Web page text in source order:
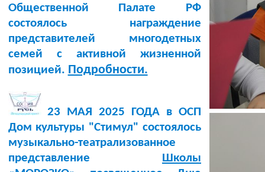
Общественной Палате РФ
состоялось награждение
представителей многодетных
семей с активной жизненной
позицией. Подробности.
23 МАЯ 2025 ГОДА в ОСП
Дом культуры "Стимул" состоялось
музыкально-театрализованное
представление Школы